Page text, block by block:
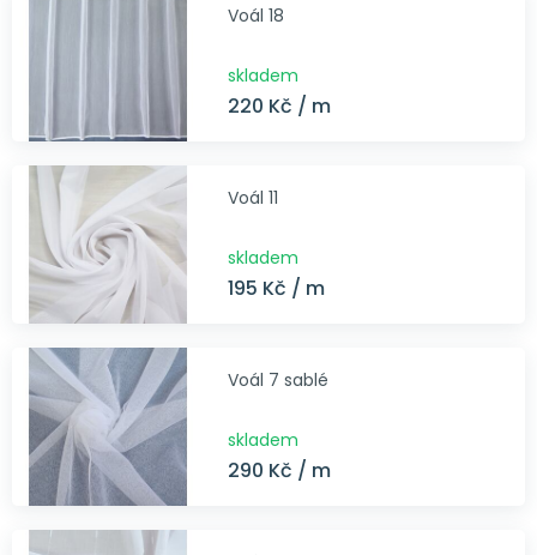
Voál 18
skladem
220 Kč / m
Voál 11
skladem
195 Kč / m
Voál 7 sablé
skladem
290 Kč / m